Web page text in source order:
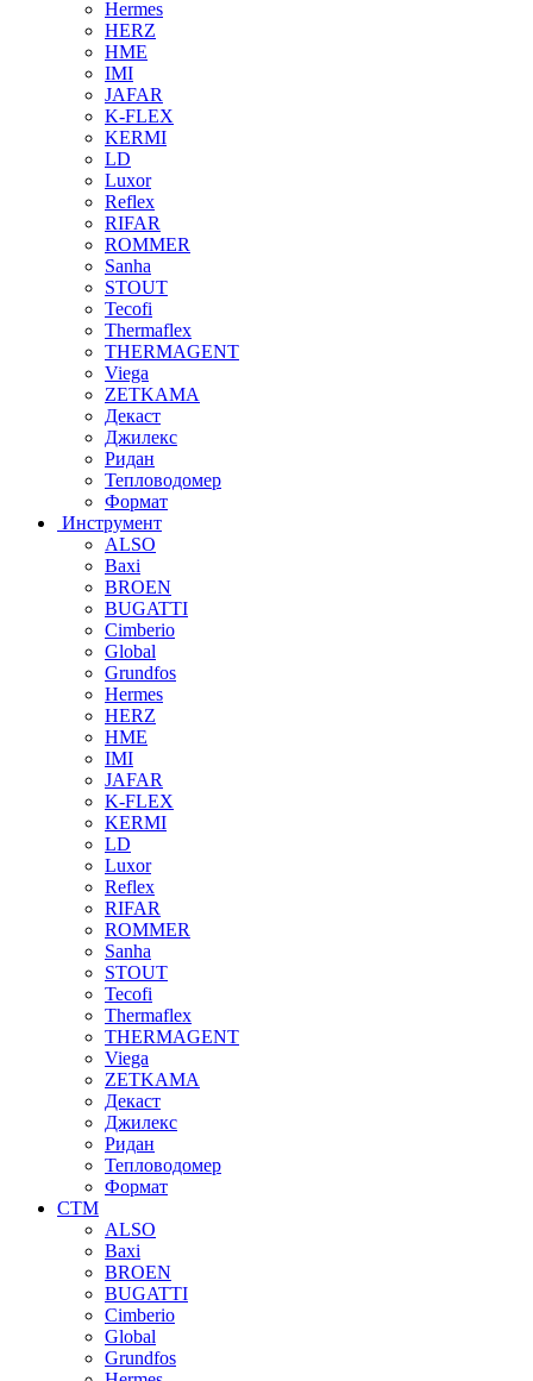
Hermes
HERZ
HME
IMI
JAFAR
K-FLEX
KERMI
LD
Luxor
Reflex
RIFAR
ROMMER
Sanha
STOUT
Tecofi
Thermaflex
THERMAGENT
Viega
ZETKAMA
Декаст
Джилекс
Ридан
Тепловодомер
Формат
Инструмент
ALSO
Baxi
BROEN
BUGATTI
Cimberio
Global
Grundfos
Hermes
HERZ
HME
IMI
JAFAR
K-FLEX
KERMI
LD
Luxor
Reflex
RIFAR
ROMMER
Sanha
STOUT
Tecofi
Thermaflex
THERMAGENT
Viega
ZETKAMA
Декаст
Джилекс
Ридан
Тепловодомер
Формат
СТМ
ALSO
Baxi
BROEN
BUGATTI
Cimberio
Global
Grundfos